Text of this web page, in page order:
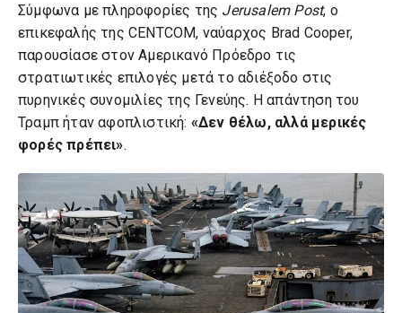
Σύμφωνα με πληροφορίες της Jerusalem Post, ο
επικεφαλής της CENTCOM, ναύαρχος Brad Cooper,
παρουσίασε στον Αμερικανό Πρόεδρο τις
στρατιωτικές επιλογές μετά το αδιέξοδο στις
πυρηνικές συνομιλίες της Γενεύης. Η απάντηση του
Τραμπ ήταν αφοπλιστική: «Δεν θέλω, αλλά μερικές
φορές πρέπει».